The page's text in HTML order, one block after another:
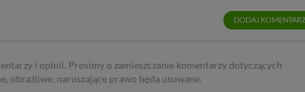
DODAJ
i opinii. Prosimy o zamieszczanie komentarzy dotyczących
obraźliwe, naruszające prawo będą usuwane.